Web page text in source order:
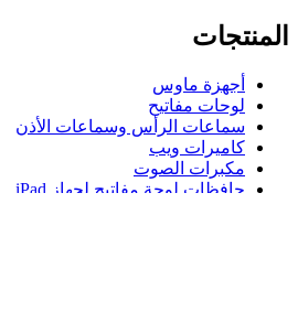
المنتجات
أجهزة ماوس
لوحات مفاتيح
سماعات الرأس وسماعات الأذن
كاميرات ويب
مكبرات الصوت
حافظات لوحة مفاتيح لجهاز iPad